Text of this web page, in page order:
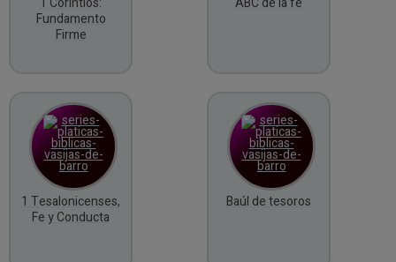
Fundamento
Firme
1 Tesalonicenses,
Fe y Conducta
Baúl de tesoros